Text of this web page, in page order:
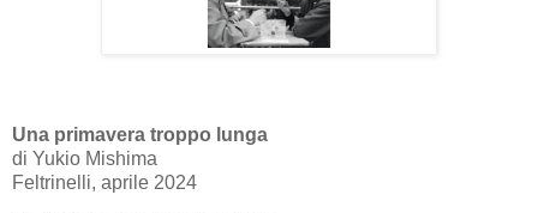
Una primavera troppo lunga
di Yukio Mishima
Feltrinelli, aprile 2024